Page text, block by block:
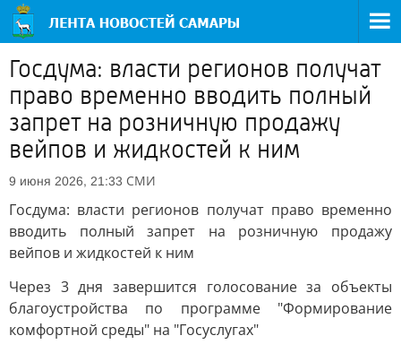
Госдума: власти регионов получат
право временно вводить полный
запрет на розничную продажу
вейпов и жидкостей к ним
9 июня 2026, 21:33 СМИ
Госдума: власти регионов получат право временно
вводить полный запрет на розничную продажу
вейпов и жидкостей к ним
Через 3 дня завершится голосование за объекты
благоустройства по программе "Формирование
комфортной среды" на "Госуслугах"